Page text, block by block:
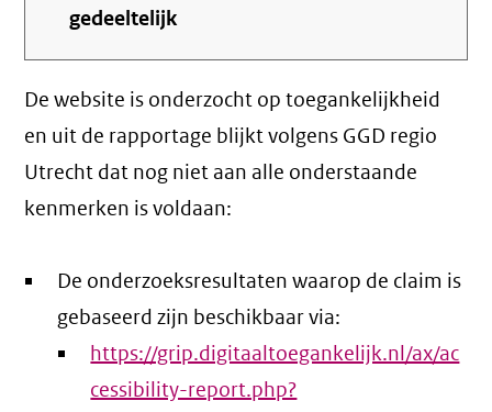
gedeeltelijk
De website is onderzocht op toegankelijkheid
en uit de rapportage blijkt volgens GGD regio
Utrecht dat nog niet aan alle onderstaande
kenmerken is voldaan:
De onderzoeksresultaten waarop de claim is
gebaseerd zijn beschikbaar via:
https://grip.digitaaltoegankelijk.nl/ax/ac
cessibility-report.php?